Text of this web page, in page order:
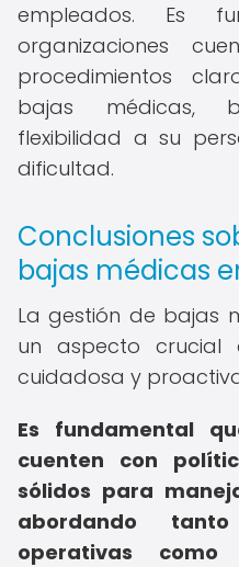
empleados. Es
organizaciones
procedimientos
bajas médicas,
flexibilidad a su
dificultad.
Conclusiones
bajas médicas
La gestión de bajas
un aspecto crucial
cuidadosa y
Es fundamental
cuenten con
sólidos para
abordando
operativas como